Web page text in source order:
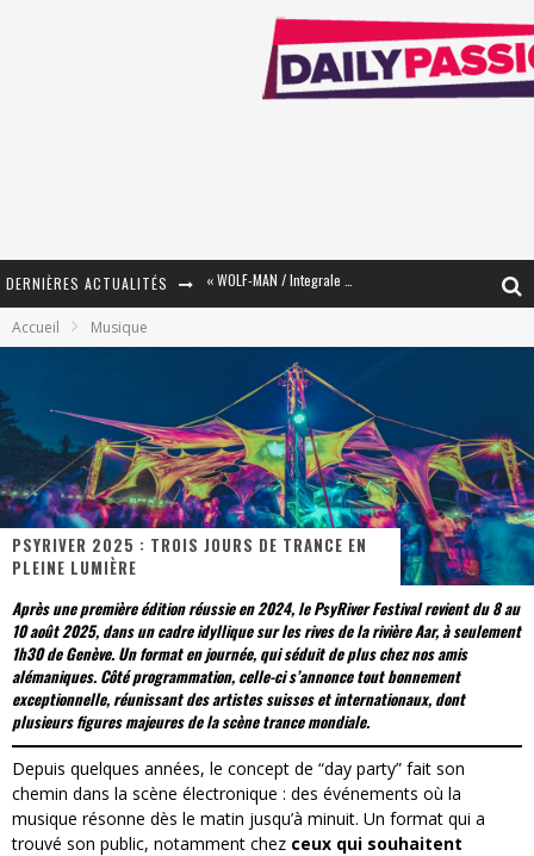
DERNIÈRES ACTUALITÉS « The Broken Ring / This Mariage Will Fail Anyway » (Tome 2) – Préparer sa vengeance…
Star Fox
PsyRiver 2026 : la magie revient sur les rives de l’Aar
« MOFUSAND / Parler Japonais » – Des Expressions Pratiques !
Assassin's Creed Black Flag Resynced
« Le Vent dand les Saules » - Une Belle Histoire !
« Damn Them All » - Un duo de Choc !
Accueil Musique
PSYRIVER 2025 : TROIS JOURS DE TRANCE EN
PLEINE LUMIÈRE
Après une première édition réussie en 2024, le PsyRiver Festival revient du 8 au
10 août 2025, dans un cadre idyllique sur les rives de la rivière Aar, à seulement
1h30 de Genève. Un format en journée, qui séduit de plus chez nos amis
alémaniques. Côté programmation, celle-ci s’annonce tout bonnement
exceptionnelle, réunissant des artistes suisses et internationaux, dont
plusieurs figures majeures de la scène trance mondiale.
Depuis quelques années, le concept de “day party” fait son
chemin dans la scène électronique : des événements où la
musique résonne dès le matin jusqu’à minuit. Un format qui a
trouvé son public, notamment chez ceux qui souhaitent